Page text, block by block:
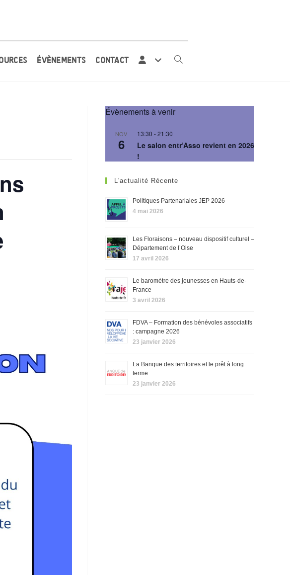
ÉVÈNEMENTS CONTACT
Évènements à venir
NOV
6
13:30 -21:30
Le salon entr’Asso revient en 2026
!
L'actualité Récente
Politiques Partenariales JEP 2026
4 mai 2026
Les Floraisons – nouveau dispositif culturel –
Département de l’Oise
17 avril 2026
Le baromètre des jeunesses en Hauts-de-
France
3 avril 2026
FDVA – Formation des bénévoles associatifs
: campagne 2026
23 janvier 2026
La Banque des territoires et le prêt à long
terme
23 janvier 2026